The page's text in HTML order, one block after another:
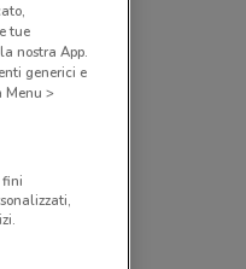
tue
nostra App.
generici e
Menu >
fini